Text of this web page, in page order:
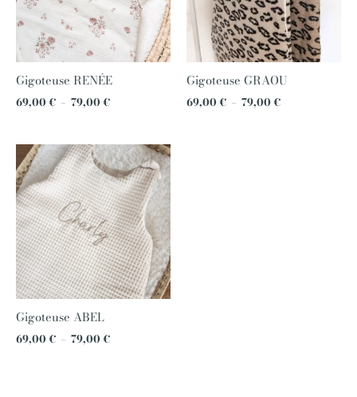
Gigoteuse RENÉE
69,00 € – 79,00 €
Gigoteuse GRAOU
69,00 € – 79,00 €
Gigoteuse ABEL
69,00 € – 79,00 €
Plage
de
prix :
69,00 €
à
79,00 €